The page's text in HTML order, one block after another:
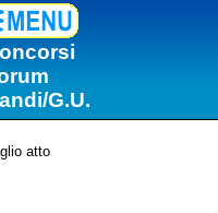
G.U.
atto